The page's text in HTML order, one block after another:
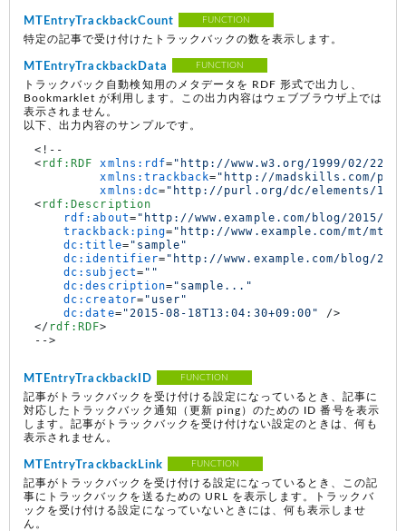
MTEntryTrackbackCount FUNCTION
特定の記事で受け付けたトラックバックの数を表示します。
MTEntryTrackbackData FUNCTION
トラックバック自動検知用のメタデータを RDF 形式で出力し、
Bookmarklet が利用します。この出力内容はウェブブラウザ上では
表示されません。
以下、出力内容のサンプルです。
< rdf:RDF xmlns:rdf= "http://www.w3.org/1999/02/22-
xmlns:trackback= "http://madskills.com/
xmlns:dc= "http://purl.org/dc/elements/
< rdf:Description
rdf:about= "http://www.example.com/blog/2015/
trackback:ping= "http://www.example.com/mt/mt-
dc:title= "sample"
dc:identifier= "http://www.example.com/blog/
dc:subject= ""
dc:description= "sample..."
dc:creator= "user"
dc:date= "2015-08-18T13:04:30+09:00"
/>
</ rdf:RDF>
MTEntryTrackbackID FUNCTION
記事がトラックバックを受け付ける設定になっているとき、記事に
対応したトラックバック通知（更新 ping）のための ID 番号を表示
します。記事がトラックバックを受け付けない設定のときは、何も
表示されません。
MTEntryTrackbackLink FUNCTION
記事がトラックバックを受け付ける設定になっているとき、この記
事にトラックバックを送るための URL を表示します。トラックバ
ックを受け付ける設定になっていないときには、何も表示しませ
ん。